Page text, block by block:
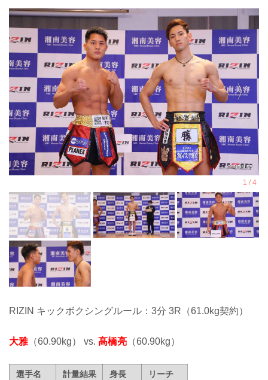
RIZIN キックボクシングルール：3分 3R（61.0kg契約）
大雅（60.90kg） vs. 髙橋亮 （60.90kg）
選手名 計量結果 身長
リーチ